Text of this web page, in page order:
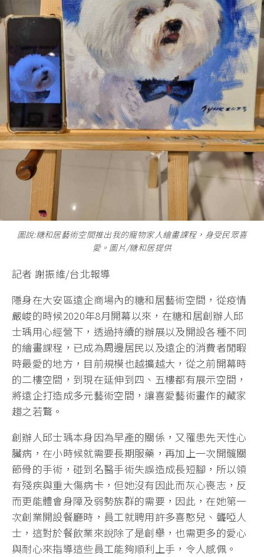
圖說:糖和居藝術空間推出我的寵物家人繪畫課程，身受民眾喜
愛。圖片/糖和居提供
記者 謝振維/台北報導
隱身在大安區遠企商場內的糖和居藝術空間，從疫情
嚴峻的時候2020年8月開幕以來，在糖和居創辦人邱
士瑀用心經營下，透過持續的辦展以及開設各種不同
的繪畫課程，已成為周邊居民以及遠企的消費者閒暇
時最愛的地方，目前規模也越擴越大，從之前開幕時
的二樓空間，到現在延伸到四、五樓都有展示空間，
將遠企打造成多元藝術空間，讓喜愛藝術畫作的藏家
趨之若鶩。
創辦人邱士瑀本身因為早產的關係，又罹患先天性心
臟病，在小時候就需要長期服藥，再加上一次開髖關
節骨的手術，碰到名醫手術失誤造成長短腳，所以領
有殘疾與重大傷病卡，但她沒有因此而灰心喪志，反
而更能體會身障及弱勢族群的需要，因此，在她第一
次創業開設餐廳時，員工就聘用許多喜憨兒、聾啞人
士，這對於餐飲業來說除了是創舉，也需更多的愛心
與耐心來指導這些員工能夠順利上手，令人感佩。